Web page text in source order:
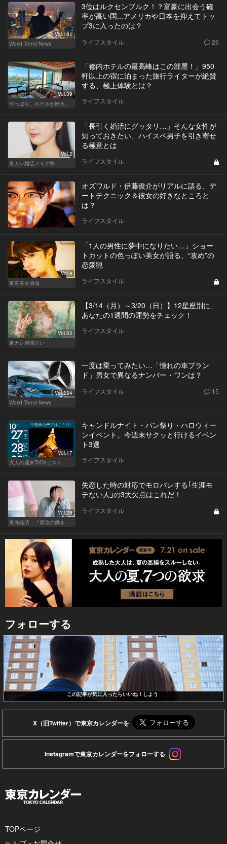
Vol.181
World Trend News
3位はルクセンブルク！？富豪に出会う確
率が高い国...アメリカや日本を抑えてトッ
プ3に入ったのは？
ライフスタイル 26
Vol.39
やっぱり、ホテルが好き。
「都内ホテルの最高峰はこの部屋！」950
軒以上の宿に泊まった旅行ライターが絶賛
する、極上体験とは？
ライフスタイル
Vol.2
東カレ婚活メイク塾
「長引く婚活にグッタリ…」そんな女性が
知っておきたい、ハイスペ男子を引き寄せ
る極意とは
ライフスタイル
オズワルド・伊藤俊介がリアルに語る、デ
ートテクニック＆彼女の好きなところと
は？
ライフスタイル
Vol.8
東京美女酒場
「1人の男性に夢中になりたい…」ショー
トカットの色っぽい美女が語る、“攻め”の
恋愛観
ライフスタイル
Vol.52
東カレ週間占い
【3/14（月）～3/20（日）】12星座別に、
あなたの1週間の運勢をチェック！
ライフスタイル
Vol.224
World Trend News
一度は乗ってみたい…「憧れの車ブラン
ド」男女で異なるナンバー・ワンは？
ライフスタイル 15
Vol.17
大人の週末ToDoリスト
キャンドルナイト・パン祭り・ハロウィー
ンイベント。今週末サクッと行けるイベン
ト3選
ライフスタイル
Vol.29
失恋した時の対応でモロバレする｢生涯モ
テない人｣の3大欠点はこれだ！
ライフスタイル
フォローする
この記事が気に入ったらいいね！しよう
X（旧Twitter）で東京カレンダーを
Instagramで東京カレンダーをフォローする
TOPページ